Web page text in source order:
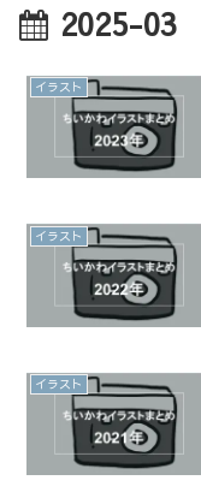
2025-03
イラスト
イラスト
イラスト